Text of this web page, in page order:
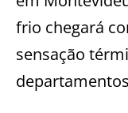
frio chegará
sensação